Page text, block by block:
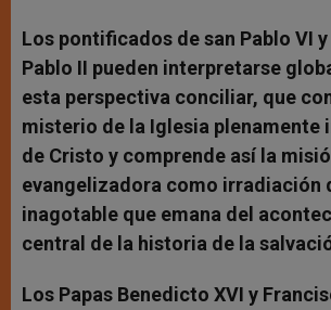
Los pontificados de san Pablo VI
Pablo II pueden interpretarse
esta perspectiva conciliar, que
misterio de la Iglesia plenamente
de Cristo y comprende así la
evangelizadora como irradiación
inagotable que emana del
central de la historia de la
Los Papas Benedicto XVI y